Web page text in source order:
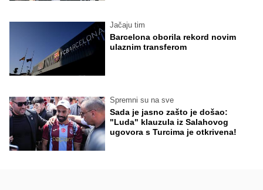
Jačaju tim
Barcelona oborila rekord novim
ulaznim transferom
Spremni su na sve
Sada je jasno zašto je došao:
"Luda" klauzula iz Salahovog
ugovora s Turcima je otkrivena!